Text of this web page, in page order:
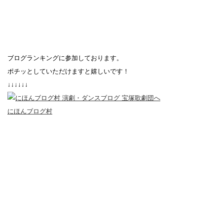
ブログランキングに参加しております。
ポチッとしていただけますと嬉しいです！
↓↓↓↓↓↓
にほんブログ村